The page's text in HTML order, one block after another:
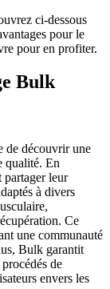
ci-dessous
pour le
pour en profiter.
Bulk
de découvrir une
qualité. En
partager leur
à divers
Ce
une communauté
Bulk garantit
de
envers les